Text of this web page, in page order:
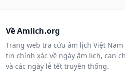
Về Amlich.org
Trang web tra cứu âm lịch Việt
tin chính xác về ngày âm lịch, can
và các ngày lễ tết truyền thống.